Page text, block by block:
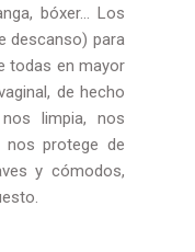
bóxer... Los
descanso) para
todas en mayor
de hecho
limpia, nos
nos protege de
y cómodos,